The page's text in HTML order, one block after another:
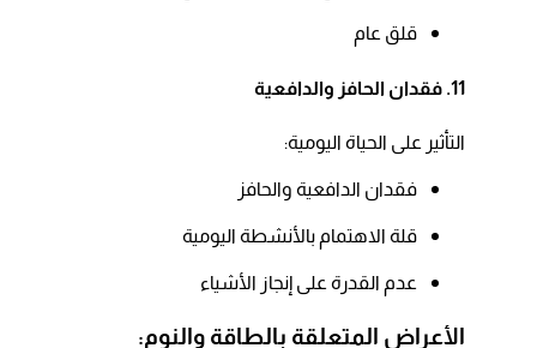
قلق عام​
11. فقدان الحافز والدافعية
التأثير على الحياة اليومية:​
فقدان الدافعية والحافز​
قلة الاهتمام بالأنشطة اليومية​
عدم القدرة على إنجاز الأشياء​
الأعراض المتعلقة بالطاقة والنوم: